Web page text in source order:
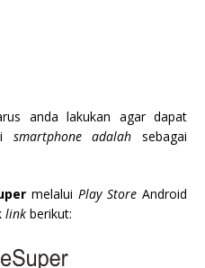
anda lakukan agar dapat
smartphone adalah sebagai
melalui Play Store Android
link berikut: